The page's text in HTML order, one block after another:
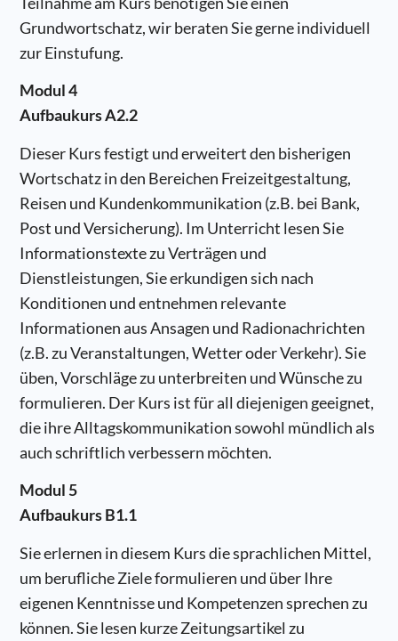
Grundwortschatz, wir beraten Sie gerne individuell
zur Einstufung.
Modul 4
Aufbaukurs A2.2
Dieser Kurs festigt und erweitert den bisherigen
Wortschatz in den Bereichen Freizeitgestaltung,
Reisen und Kundenkommunikation (z.B. bei Bank,
Post und Versicherung). Im Unterricht lesen Sie
Informationstexte zu Verträgen und
Dienstleistungen, Sie erkundigen sich nach
Konditionen und entnehmen relevante
Informationen aus Ansagen und Radionachrichten
(z.B. zu Veranstaltungen, Wetter oder Verkehr). Sie
üben, Vorschläge zu unterbreiten und Wünsche zu
formulieren. Der Kurs ist für all diejenigen geeignet,
die ihre Alltagskommunikation sowohl mündlich als
auch schriftlich verbessern möchten.
Modul 5
Aufbaukurs B1.1
Sie erlernen in diesem Kurs die sprachlichen Mittel,
um berufliche Ziele formulieren und über Ihre
eigenen Kenntnisse und Kompetenzen sprechen zu
können. Sie lesen kurze Zeitungsartikel zu